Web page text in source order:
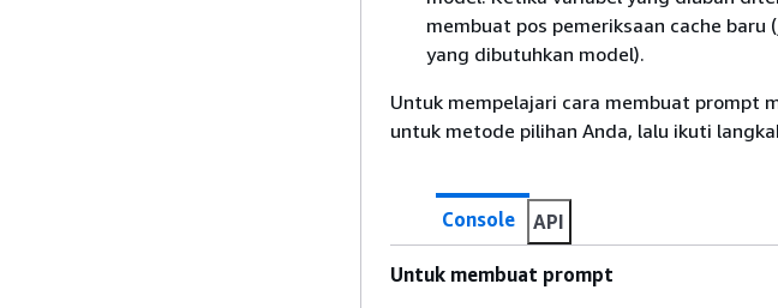
membuat pos pemeriksaan cache
yang dibutuhkan model).
Untuk mempelajari cara membuat prompt
untuk metode pilihan Anda, lalu ikuti
Console API
Untuk membuat prompt